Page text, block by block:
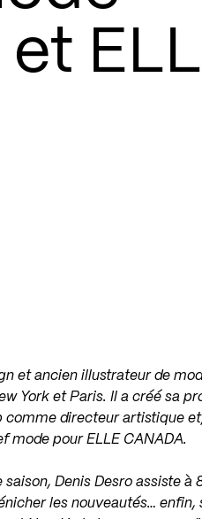
et ancien illustrateur de
York et Paris. Il a créé sa
comme directeur artistique
mode pour ELLE CANADA.
saison, Denis Desro assiste
les nouveautés… enfin,